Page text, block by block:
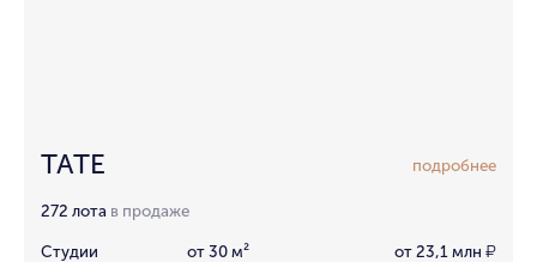
TATE подробнее
272 лота в продаже
Студии от 30 м² от 23,1 млн ₽